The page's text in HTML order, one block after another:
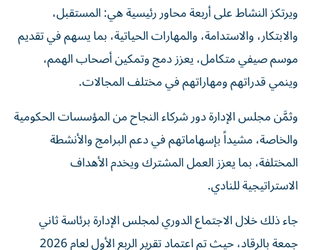
ويرتكز النشاط على أربعة محاور رئيسية هي: المستقبل،
والابتكار، والاستدامة، والمهارات الحياتية، بما يسهم في تقديم
موسم صيفي متكامل، يعزز دمج وتمكين أصحاب الهمم،
وينمي قدراتهم ومهاراتهم في مختلف المجالات.
وثمَّن مجلس الإدارة دور شركاء النجاح من المؤسسات الحكومية
والخاصة، مشيداً بإسهاماتهم في دعم البرامج والأنشطة
المختلفة، بما يعزز العمل المشترك ويخدم الأهداف
الاستراتيجية للنادي.
جاء ذلك خلال الاجتماع الدوري لمجلس الإدارة برئاسة ثاني
جمعة بالرقاد، حيث تم اعتماد تقرير الربع الأول لعام 2026